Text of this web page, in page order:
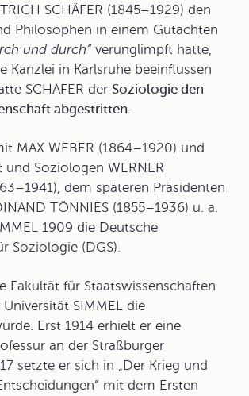
SCHÄFER (1845–1929) den
Philosophen in einem Gutachten
und durch“ verunglimpft hatte,
Kanzlei in Karlsruhe beeinflussen
SCHÄFER der Soziologie den
abgestritten.
MAX WEBER (1864–1920) und
Soziologen WERNER
dem späteren Präsidenten
TÖNNIES (1855–1936) u. a.
1909 die Deutsche
Soziologie (DGS).
Fakultät für Staatswissenschaften
SIMMEL die
Erst 1914 erhielt er eine
an der Straßburger
setzte er sich in „Der Krieg und
mit dem Ersten